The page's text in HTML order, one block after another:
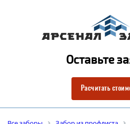
Оставьте
Расчитать